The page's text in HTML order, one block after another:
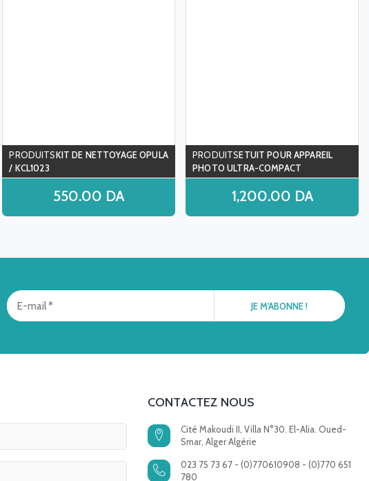
KIT DE NETTOYAGE OPULA
/ KCL1023
550.00 DA
ETUIT POUR APPAREIL
PHOTO ULTRA-COMPACT
1,200.00 DA
CONTACTEZ NOUS
Cité Makoudi II, Villa N°30. El-Alia. Oued-
Smar, Alger Algérie
023 75 73 67 - (0)770610908 - (0)770 651
780